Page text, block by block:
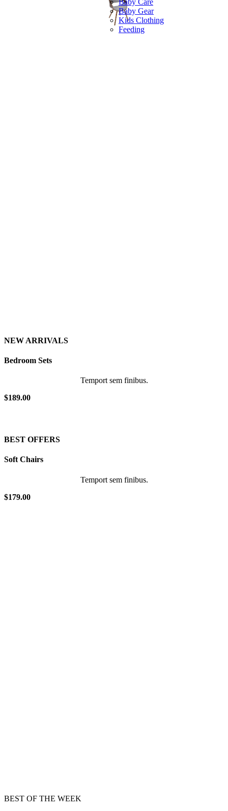
Baby Care
Baby Gear
Kids Clothing
Feeding
NEW ARRIVALS
Bedroom Sets
Temport sem finibus.
$189.00
BEST OFFERS
Soft Chairs
Temport sem finibus.
$179.00
BEST OF THE WEEK